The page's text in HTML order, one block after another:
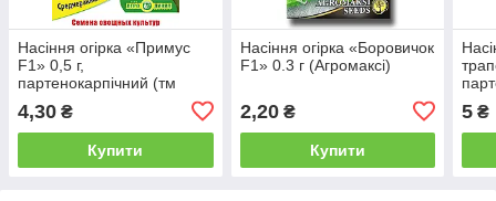
Насіння огірка «Примус
F1» 0,5 г,
партенокарпічний (тм
4,30 ₴
Купити
Насіння огірка «Боровичок
F1» 0.3 г (Агромаксі)
2,20₴
Купити
5 ₴